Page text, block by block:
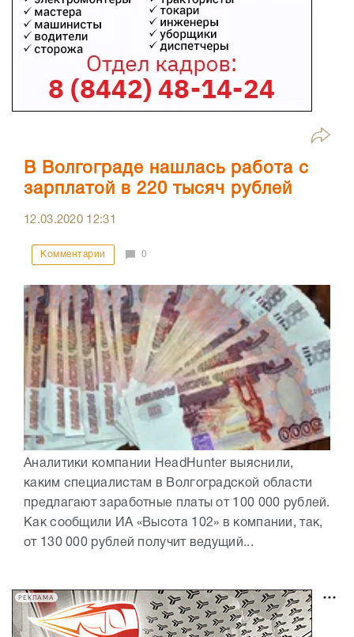
В Волгограде нашлась работа с
зарплатой в 220 тысяч рублей
12.03.2020 12:31
Комментарии 0
Аналитики компании HeadHunter выяснили,
каким специалистам в Волгоградской области
предлагают заработные платы от 100 000 рублей.
Как сообщили ИА «Высота 102» в компании, так,
от 130 000 рублей получит ведущий...
РЕКЛАМА